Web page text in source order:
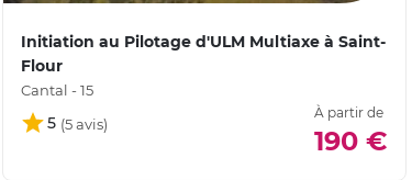
Initiation au Pilotage d'ULM Multiaxe à Saint-
Flour
Cantal - 15
5
À partir de
190 €